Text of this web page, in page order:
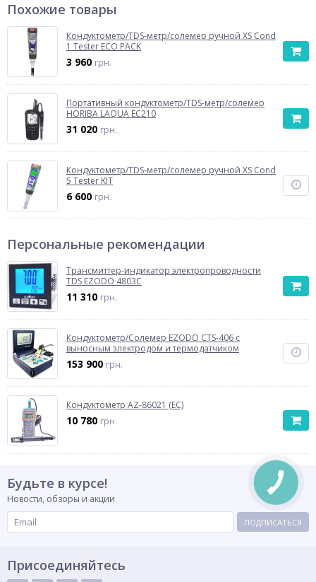
Похожие товары
Кондуктометр/TDS-метр/солемер ручной XS Cond
1 Tester ECO PACK
3 960 грн.
Портативный кондуктометр/TDS-метр/солемер
HORIBA LAQUA EC210
31 020 грн.
Кондуктометр/TDS-метр/солемер ручной XS Cond
5 Tester KIT
6 600 грн.
Персональные рекомендации
Трансмиттер-индикатор электропроводности
TDS EZODO 4803C
11 310 грн.
Кондуктометр/Солемер EZODO CTS-406 с
выносным электродом и термодатчиком
153 900 грн.
Кондуктометр AZ-86021 (EC)
10 780 грн.
Будьте в курсе!
Новости, обзоры и акции
ПОДПИСАТЬСЯ
Присоединяйтесь